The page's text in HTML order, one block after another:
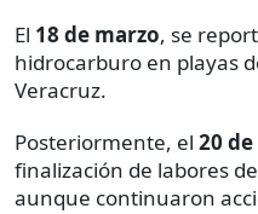
El 18 de marzo, se
hidrocarburo en playas
Veracruz.
Posteriormente, el 20
finalización de labores
aunque continuaron